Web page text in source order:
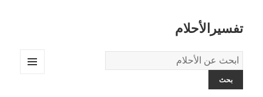
تفسيرالأحلام
قاموس
الاحلام: